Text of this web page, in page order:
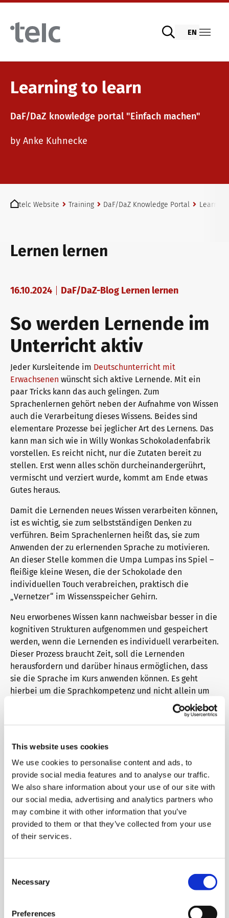
This website uses cookies
We use cookies to personalise content and ads, to
provide social media features and to analyse our traffic.
We also share information about your use of our site with
our social media, advertising and analytics partners who
may combine it with other information that you’ve
provided to them or that they’ve collected from your use
of their services.
Selection
Necessary
Preferences
Skip to main content
Language examinations
Digital telc exams with DIGItelc 2.0
telc Remote Tests
telc exams in Bad Homburg
Become a telc Examination Centre
Find a telc examination centre
Placement tests
Information for telc examination centres
telc Zertifikate DIGITAL
Why telc certificates?
Verification of telc certificates
Language examinations: support & FAQ
Teaching materials
General German
Teaching materials for Business and Vocational German
Learning German with telc
German for university
FAQs teaching materials
Free downloads
Info package
Training programme
Examining and rating - qualifications
In-house events
ZQ BSK
Training and Examination Responsibilities
Professional development phases
telc training formats
Campus
DaF/DaZ Knowledge Portal
Support & FAQs – Training
We are telc
The future speaks telc
telc in the media
Career
Meet telc
Job offers
Contact
EN
Learning to learn
DaF/DaZ knowledge portal "Einfach machen"
by Anke Kuhnecke
telc Website
Training DaF/DaZ Knowledge Portal
Lernen lernen
16.10.2024 DaF/DaZ-Blog Lernen lernen
So werden Lernende im
Unterricht aktiv
Jeder Kursleitende im Deutschunterricht mit
Erwachsenen wünscht sich aktive Lernende. Mit ein
paar Tricks kann das auch gelingen. Zum
Sprachenlernen gehört neben der Aufnahme von Wissen
auch die Verarbeitung dieses Wissens. Beides sind
elementare Prozesse bei jeglicher Art des Lernens. Das
kann man sich wie in Willy Wonkas Schokoladenfabrik
vorstellen. Es reicht nicht, nur die Zutaten bereit zu
stellen. Erst wenn alles schön durcheinandergerührt,
vermischt und verziert wurde, kommt am Ende etwas
Gutes heraus.
Damit die Lernenden neues Wissen verarbeiten können,
ist es wichtig, sie zum selbstständigen Denken zu
verführen. Beim Sprachenlernen heißt das, sie zum
Anwenden der zu erlernenden Sprache zu motivieren.
An dieser Stelle kommen die Umpa Lumpas ins Spiel –
fleißige kleine Wesen, die der Schokolade den
individuellen Touch verabreichen, praktisch die
„Vernetzer“ im Wissensspeicher Gehirn.
Neu erworbenes Wissen kann nachweisbar besser in die
kognitiven Strukturen aufgenommen und gespeichert
werden, wenn die Lernenden es individuell verarbeiten.
Dieser Prozess braucht Zeit, soll die Lernenden
herausfordern und darüber hinaus ermöglichen, dass
sie die Sprache im Kurs anwenden können. Es geht
hierbei um die Sprachkompetenz und nicht allein um
Wie gelingt es nun, die Lernenden zu aktivieren? Am
Riesenfragezeichen erzeugt, also die Neugier weckt. Es
hängt maßgeblich von der Art des Unterrichts ab, ob für
die Aktivität der Lernenden auch Raum und Zeit
vorhanden ist. Alleoffenen Unterrichtsformenbieten
dafür Gelegenheit. Auch die Wahl derSozialformlässt
für die Aktivierung der Lernenden viel Spielraum.
Ebenfalls im Handwerkskoffer der Kursleitenden und oft
unbewusst eingesetzt ist die Aufforderung der
Fragestellungen an die Lernenden, denn sie bieten die